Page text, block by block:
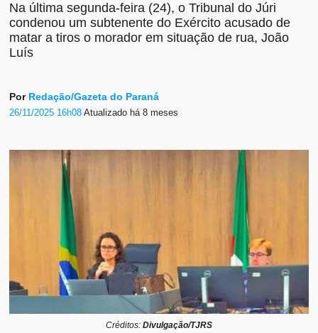
Na última segunda-feira (24), o Tribunal do Júri
condenou um subtenente do Exército acusado de
matar a tiros o morador em situação de rua, João
Luís
Por Redação/Gazeta do Paraná
26/11/2025 16h08Atualizado há 8 meses
Créditos: Divulgação/TJRS